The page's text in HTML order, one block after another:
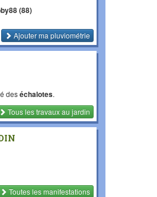
(88)
Ajouter ma pluviométrie
deséchalotes.
Tous les travauxau jardin
Toutes les manifestations